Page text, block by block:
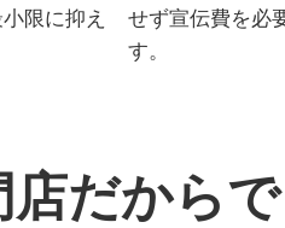
限に抑え
せず宣伝費を必
す。
だから